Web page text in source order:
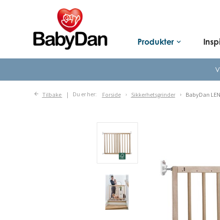
Produkter keyboard_arrow_down
Tilbake Du er her: Forside Sikkerhetsgrinder BabyDan